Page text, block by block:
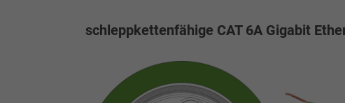
schleppkettenfähige CAT 6A Gigabit